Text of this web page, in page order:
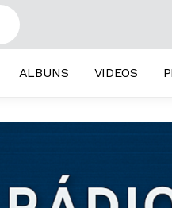
ALBUNS VIDEOS